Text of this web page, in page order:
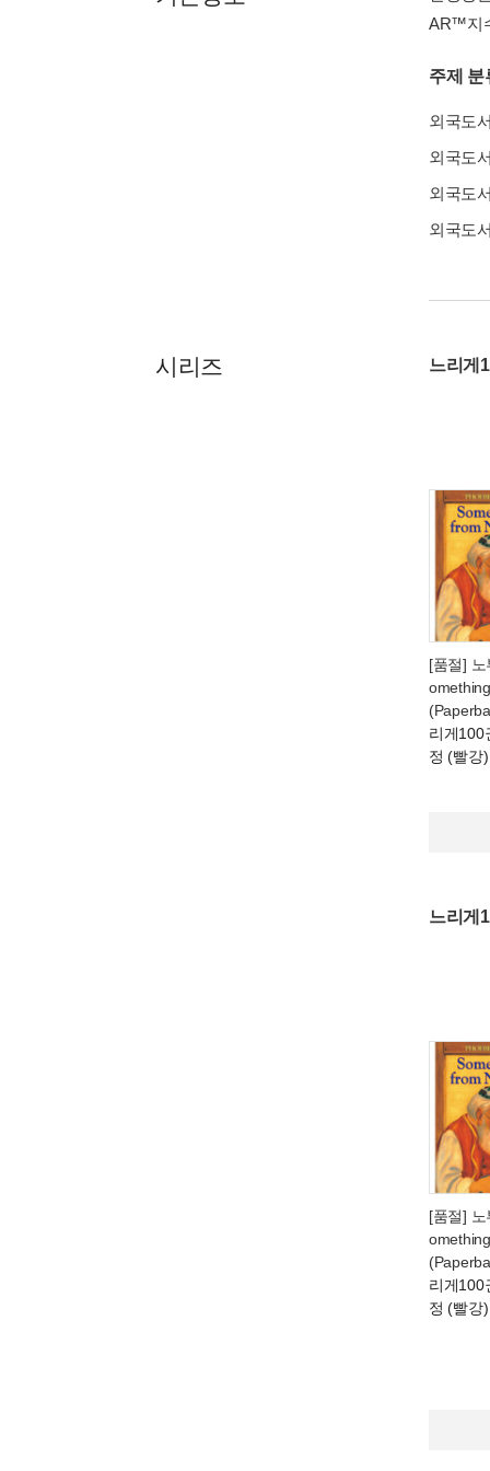
AR™지
주제 분
외국도서
외국도서
외국도서
외국도서
시리즈 느리게
[품절]
리게100
정 (빨강)
느리게
[품절]
리게100
정 (빨강)